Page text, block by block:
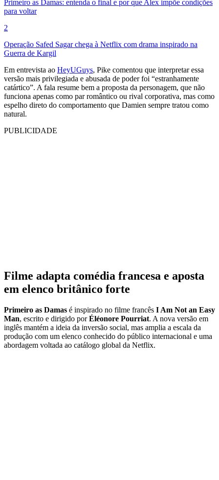
Primeiro as Damas: entenda o final e por que Alex impõe condições
para voltar
2
Operação Safed Sagar chega à Netflix com drama inspirado na
Guerra de Kargil
Em entrevista ao HeyUGuys, Pike comentou que interpretar essa
versão mais privilegiada e abusada de poder foi “estranhamente
catártico”. A fala resume bem a proposta da personagem, que não
funciona apenas como par romântico ou rival corporativa, mas como
espelho direto do comportamento que Damien sempre tratou como
natural.
PUBLICIDADE
Filme adapta comédia francesa e aposta
em elenco britânico forte
Primeiro as Damas é inspirado no filme francês I Am Not an Easy
Man, escrito e dirigido porÉléonore Pourriat. A nova versão em
inglês mantém a ideia da inversão social, mas amplia a escala da
produção com um elenco conhecido do público internacional e uma
abordagem voltada ao catálogo global da Netflix.